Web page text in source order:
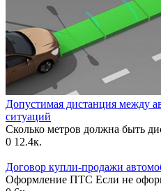
Допустимая дистанция между
ситуаций
Сколько метров должна быть
0 12.4к.
Договор купли-продажи
Оформление ПТС Если не